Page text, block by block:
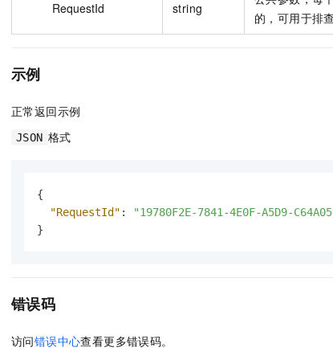
RequestId string
的，可用于排
示例
正常返回示例
JSON 格式
{
"RequestId" :
"19780F2E-7841-4E0F-A5D9-
}
错误码
访问错误中心查看更多错误码。